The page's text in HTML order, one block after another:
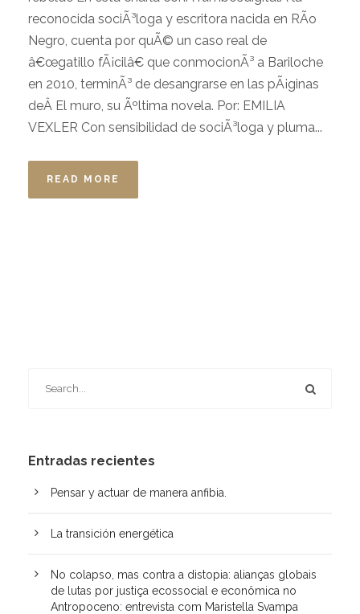
reconocida sociÃ³loga y escritora nacida en RÃ­o
Negro, cuenta por quÃ© un caso real de
â€œgatillo fÃ¡cilâ€ que conmocionÃ³ a Bariloche
en 2010, terminÃ³ de desangrarse en las pÃ¡ginas
deÂ El muro, su Ãºltima novela. Por: EMILIA
VEXLER Con sensibilidad de sociÃ³loga y pluma...
READ MORE
Entradas recientes
Pensar y actuar de manera anfibia.
La transición energética
No colapso, mas contra a distopia: alianças globais
de lutas por justiça ecossocial e econômica no
Antropoceno: entrevista com Maristella Svampa